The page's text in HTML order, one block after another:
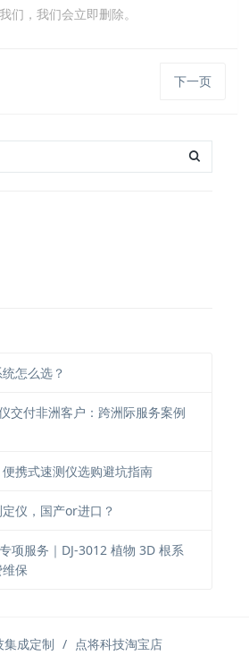
们，我们会立即删除。
下一页
怎么选？
交付非洲客户：跨洲际服务案例
携式速测仪选购避坑指南
仪，国产or进口？
项服务｜DJ-3012 植物 3D 根系
保
集成定制 点将科技淘宝店